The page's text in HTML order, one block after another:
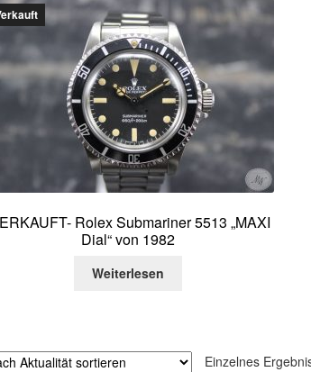
Rolex Submariner 5513 „MAXI
Dial“ von 1982
Weiterlesen
Einzelnes